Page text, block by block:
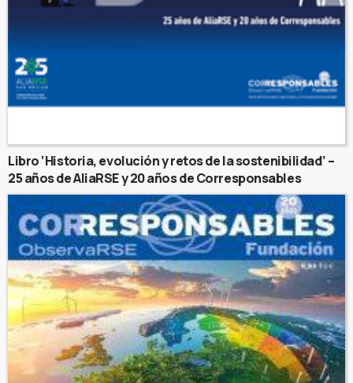
Libro ‘Historia, evolución y retos de la sostenibilidad’ –
25 años de AliaRSE y 20 años de Corresponsables